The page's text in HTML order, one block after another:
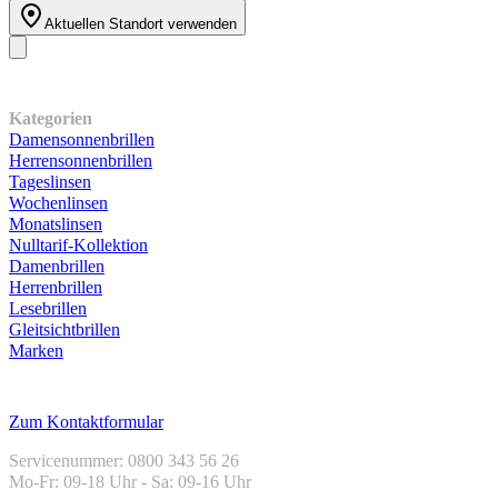
Aktuellen Standort verwenden
Kategorien
Damensonnenbrillen
Herrensonnenbrillen
Tageslinsen
Wochenlinsen
Monatslinsen
Nulltarif-Kollektion
Damenbrillen
Herrenbrillen
Lesebrillen
Gleitsichtbrillen
Marken
Zum Kontaktformular
Servicenummer: 0800 343 56 26
Mo-Fr: 09-18 Uhr - Sa: 09-16 Uhr